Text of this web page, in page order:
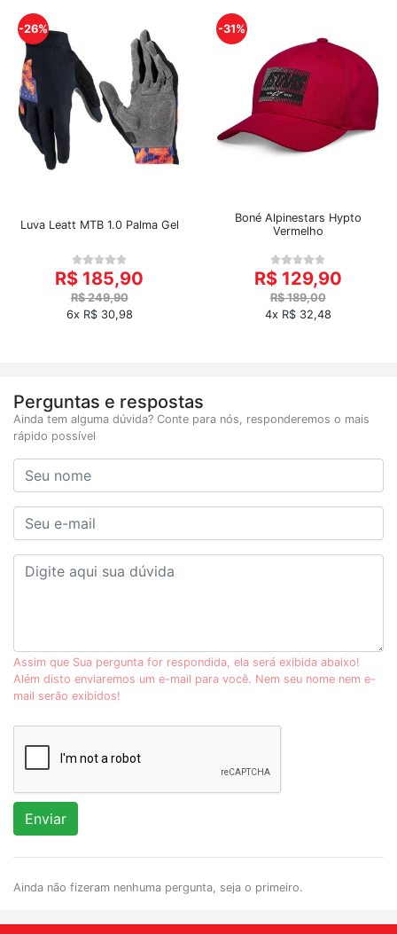
-26%
Luva Leatt MTB 1.0 Palma Gel
R$ 185,90
R$ 249,90
6x R$ 30,98
-31%
Boné Alpinestars Hypto
Vermelho
R$ 129,90
R$ 189,00
4x R$ 32,48
Perguntas e respostas
Ainda tem alguma dúvida? Conte para nós, responderemos o mais
rápido possível
Assim que Sua pergunta for respondida, ela será exibida abaixo!
Além disto enviaremos um e-mail para você. Nem seu nome nem e-
mail serão exibidos!
Enviar
Ainda não fizeram nenhuma pergunta, seja o primeiro.